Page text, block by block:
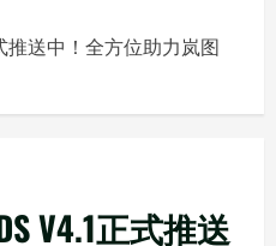
推送中！全方位助力岚图
V4.1正式推送